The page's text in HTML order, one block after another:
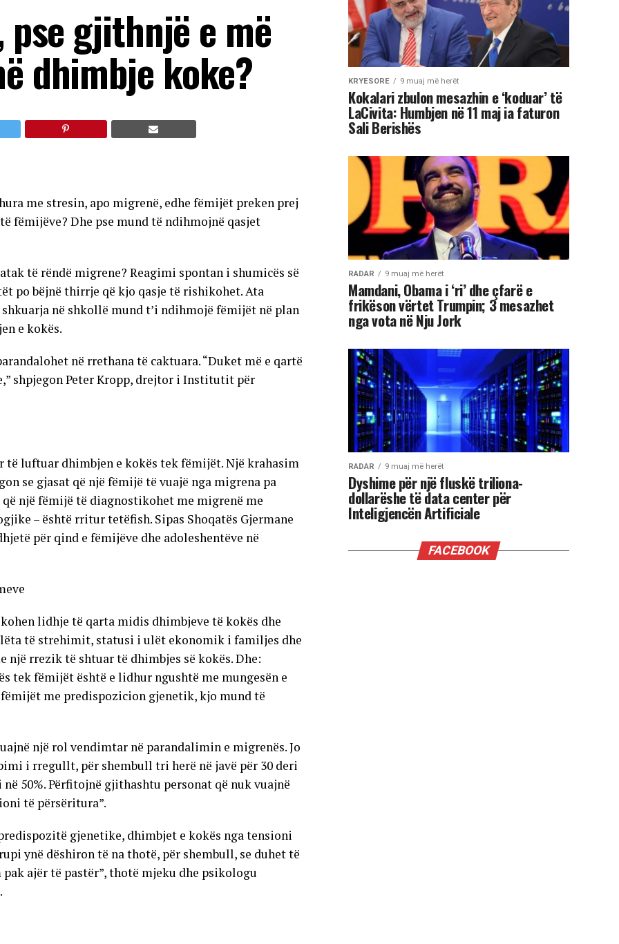
gjithnjë e më
dhimbje koke?
me stresin, apo migrenë, edhe fëmijët preken prej
fëmijëve? Dhe pse mund të ndihmojnë qasjet
të rëndë migrene? Reagimi spontan i shumicës së
po bëjnë thirrje që kjo qasje të rishikohet. Ata
në shkollë mund t’i ndihmojë fëmijët në plan
e kokës.
në rrethana të caktuara. “Duket më e qartë
shpjegon Peter Kropp, drejtor i Institutit për
luftuar dhimbjen e kokës tek fëmijët. Një krahasim
se gjasat që një fëmijë të vuajë nga migrena pa
një fëmijë të diagnostikohet me migrenë me
– është rritur tetëfish. Sipas Shoqatës Gjermane
për qind e fëmijëve dhe adoleshentëve në
lidhje të qarta midis dhimbjeve të kokës dhe
të strehimit, statusi i ulët ekonomik i familjes dhe
rrezik të shtuar të dhimbjes së kokës. Dhe:
tek fëmijët është e lidhur ngushtë me mungesën e
me predispozicion gjenetik, kjo mund të
një rol vendimtar në parandalimin e migrenës. Jo
i rregullt, për shembull tri herë në javë për 30 deri
50%. Përfitojnë gjithashtu personat që nuk vuajnë
të përsëritura”.
gjenetike, dhimbjet e kokës nga tensioni
ynë dëshiron të na thotë, për shembull, se duhet të
ajër të pastër”, thotë mjeku dhe psikologu
KRYESORE 9 muaj më herët
Kokalari zbulon mesazhin e ‘koduar’ të
LaCivita: Humbjen në 11 maj ia faturon
Sali Berishës
RADAR 9 muaj më herët
Mamdani, Obama i ‘ri’ dhe çfarë e
frikëson vërtet Trumpin; 3 mesazhet
nga vota në Nju Jork
RADAR 9 muaj më herët
Dyshime për një fluskë triliona-
dollarëshe të data center për
Inteligjencën Artificiale
FACEBOOK